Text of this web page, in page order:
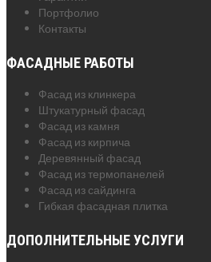
Портфолио
Контакты
ФАСАДНЫЕ РАБОТЫ
Фасад из клинкера
Штукатурный фасад
Фасад из камня
Фасад из кирпича
Деревянный фасад
Фасад из термопанелей
Фасад из сайдинга
Гибкая фасадная плитка
ДОПОЛНИТЕЛЬНЫЕ УСЛУГИ